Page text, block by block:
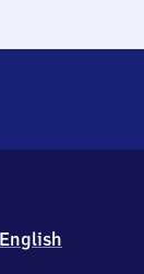
English